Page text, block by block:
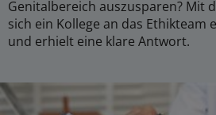
Genitalbereich auszusparen? Mit
sich ein Kollege an das Ethikteam
und erhielt eine klare Antwort.